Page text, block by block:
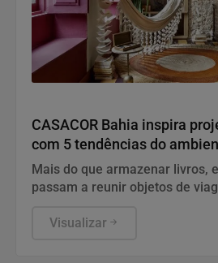
CASACOR Bahia inspira
com 5 tendências do
Mais do que armazenar livros,
passam a reunir objetos de
Visualizar